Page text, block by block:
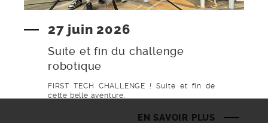
27 juin 2026
Suite et fin du challenge
robotique
FIRST TECH CHALLENGE ! Suite et fin de
cette belle aventure.
EN SAVOIR PLUS